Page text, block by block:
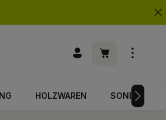
Warenkorb
HOLZWAREN